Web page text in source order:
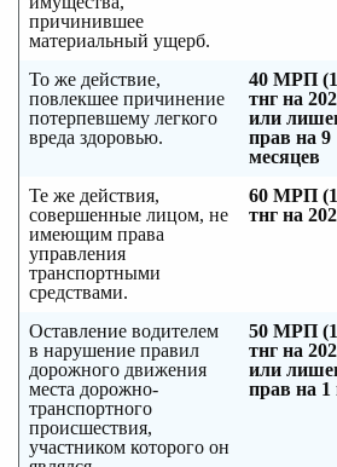
причинившее
материальный ущерб.
То же действие,
повлекшее причинение
потерпевшему легкого
вреда здоровью.
40 МРП
тнг на
или
прав на 9
месяцев
Те же действия,
совершенные лицом, не
имеющим права
управления
транспортными
средствами.
60 МРП
тнг на
Оставление водителем
в нарушение правил
дорожного движения
места дорожно-
транспортного
происшествия,
участником которого он
50 МРП
тнг на
или
прав на 1